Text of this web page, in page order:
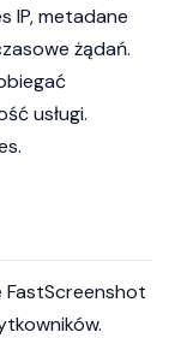
IP, metadane
żądań.
usługi.
FastScreenshot